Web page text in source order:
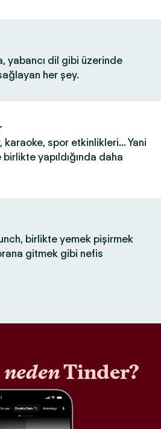
yabancı dil gibi üzerinde
her şey.
karaoke, spor etkinlikleri… Yani
birlikte yapıldığında daha
birlikte yemek pişirmek
gitmek gibi nefis
nedenTinder?